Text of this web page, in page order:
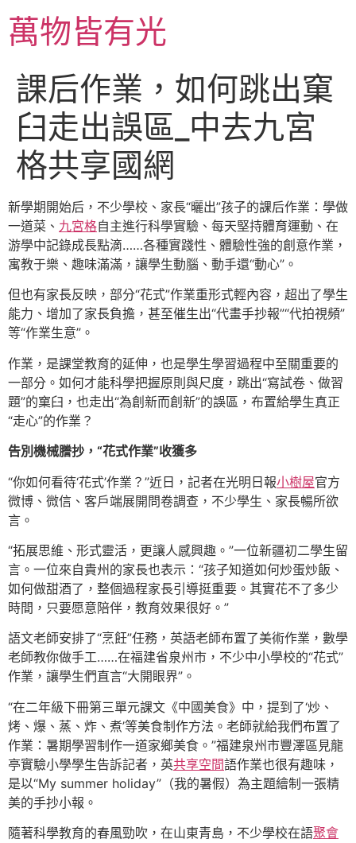
主萬物皆有光
課后作業，如何跳出窠
臼走出誤區_中去九宮
格共享國網
新學期開始后，不少學校、家長“曬出”孩子的課后作業：學做
一道菜、 九宮格自主進行科學實驗、每天堅持體育運動、在
游學中記錄成長點滴……各種實踐性、體驗性強的創意作業，
寓教于樂、趣味滿滿，讓學生動腦、動手還“動心”。
但也有家長反映，部分“花式”作業重形式輕內容，超出了學生
能力、增加了家長負擔，甚至催生出“代畫手抄報”“代拍視頻”
等“作業生意”。
作業，是課堂教育的延伸，也是學生學習過程中至關重要的
一部分。如何才能科學把握原則與尺度，跳出“寫試卷、做習
題”的窠臼，也走出“為創新而創新”的誤區，布置給學生真正
“走心”的作業？
告別機械謄抄，“花式作業”收獲多
“你如何看待‘花式’作業？”近日，記者在光明日報小樹屋官方
微博、微信、客戶端展開問卷調查，不少學生、家長暢所欲
言。
“拓展思維、形式靈活，更讓人感興趣。”一位新疆初二學生留
言。一位來自貴州的家長也表示：“孩子知道如何炒蛋炒飯、
如何做甜酒了，整個過程家長引導挺重要。其實花不了多少
時間，只要愿意陪伴，教育效果很好。”
語文老師安排了“烹飪”任務，英語老師布置了美術作業，數學
老師教你做手工……在福建省泉州市，不少中小學校的“花式”
作業，讓學生們直言“大開眼界”。
“在二年級下冊第三單元課文《中國美食》中，提到了‘炒、
烤、爆、蒸、炸、煮’等美食制作方法。老師就給我們布置了
作業：暑期學習制作一道家鄉美食。”福建泉州市豐澤區見龍
亭實驗小學學生告訴記者，英共享空間語作業也很有趣味，
是以“My summer holiday”（我的暑假）為主題繪制一張精
美的手抄小報。
隨著科學教育的春風勁吹，在山東青島，不少學校在語聚會